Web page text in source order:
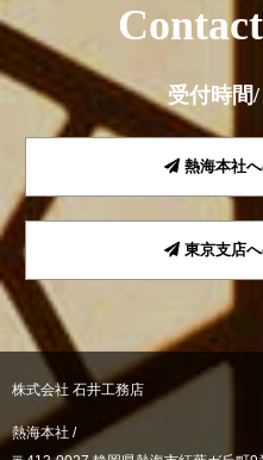
Contact
受付時間/
熱海本社へ
東京支店へ
株式会社 石井工務店
熱海本社 /